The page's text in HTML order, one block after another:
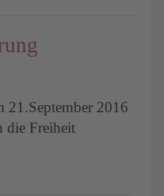
21.September 2016
die Freiheit